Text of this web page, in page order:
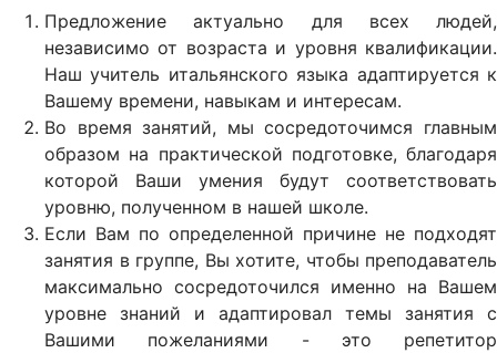
Предложение актуально для всех людей,
независимо от возраста и уровня квалификации.
Наш учитель итальянского языка адаптируется к
Вашему времени, навыкам и интересам.
Во время занятий, мы сосредоточимся главным
образом на практической подготовке, благодаря
которой Ваши умения будут соответствовать
уровню, полученном в нашей школе.
Если Вам по определенной причине не подходят
занятия в группе, Вы хотите, чтобы преподаватель
максимально сосредоточился именно на Вашем
уровне знаний и адаптировал темы занятия с
Вашими пожеланиями - это репетитор